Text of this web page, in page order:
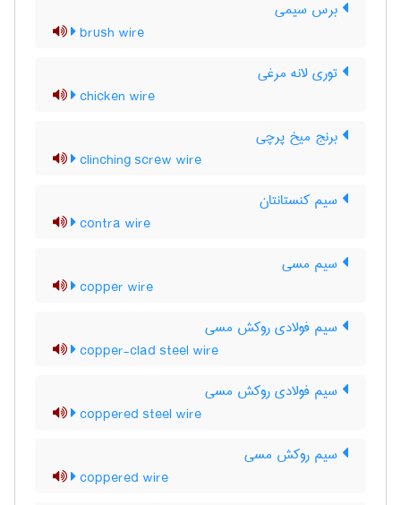
برس سیمی
brush wire
توری لانه مرغی
chicken wire
برنج میخ پرچی
clinching screw wire
سیم کنستانتان
contra wire
سیم مسی
copper wire
سیم فولادی روکش مسی
copper-clad steel wire
سیم فولادی روکش مسی
coppered steel wire
سیم روکش مسی
coppered wire